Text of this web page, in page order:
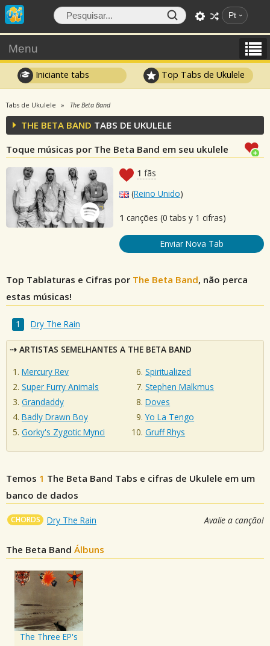
Pt
Menu
Iniciante tabs Top Tabs de Ukulele
Tabs de Ukulele The Beta Band
THE BETA BAND TABS DE UKULELE
Toque músicas por The Beta Band em seu ukulele
1 fãs
(Reino Unido)
1 canções (0 tabs y 1 cifras)
Enviar Nova Tab
Top Tablaturas e Cifras por The Beta Band, não perca
estas músicas!
Dry The Rain
ARTISTAS SEMELHANTES A THE BETA BAND
Mercury Rev
Super Furry Animals
Grandaddy
Badly Drawn Boy
Gorky's Zygotic Mynci
Spiritualized
Stephen Malkmus
Doves
Yo La Tengo
Gruff Rhys
Temos 1 The Beta Band Tabs e cifras de Ukulele em um
banco de dados
CHORDS Dry The Rain Avalie a canção!
The Beta Band Álbuns
The Three EP's